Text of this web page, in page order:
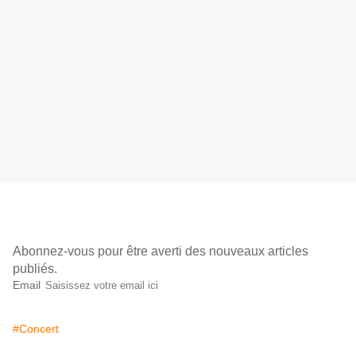
Abonnez-vous pour être averti des nouveaux articles
publiés.
Email
#Concert